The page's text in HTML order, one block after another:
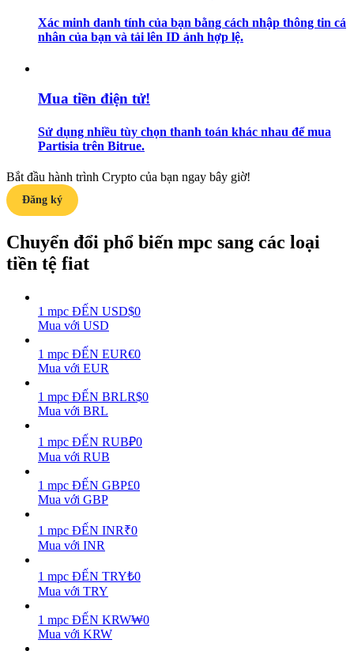
Học cách duy trì lợi nhuận
Power Piggy
Xác minh danh tính của bạn bằng cách nhập thông tin cá
nhân của bạn và tải lên ID ảnh hợp lệ.
Mua tiền điện tử!
Sử dụng nhiều tùy chọn thanh toán khác nhau để mua
Partisia trên Bitrue.
Bắt đầu hành trình Crypto của bạn ngay bây giờ!
Đăng ký
Chuyển đổi phổ biến mpc sang các loại
tiền tệ fiat
1 mpc ĐẾN USD$0
Mua với USD
1 mpc ĐẾN EUR€0
Mua với EUR
1 mpc ĐẾN BRLR$0
Mua với BRL
1 mpc ĐẾN RUB₽0
Mua với RUB
1 mpc ĐẾN GBP£0
Mua với GBP
1 mpc ĐẾN INR₹0
Mua với INR
1 mpc ĐẾN TRY₺0
Mua với TRY
1 mpc ĐẾN KRW₩0
Mua với KRW